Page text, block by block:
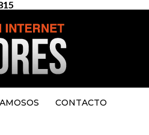
CONTACTO